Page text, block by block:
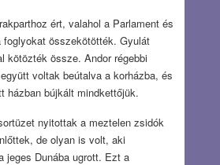
ért, valahol a Parlament és
összekötötték. Gyulát
kötözték össze. Andor régebbi
voltak beútalva a korházba, és
házban bújkált mindkettőjük.
nyitottak a meztelen zsidók
de olyan is volt, aki
jeges Dunába ugrott. Ezt a